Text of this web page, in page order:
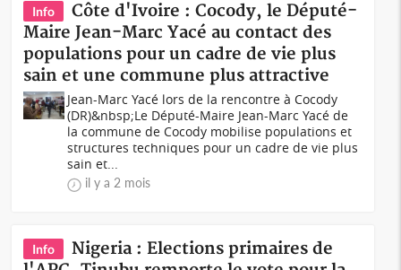
Info
Côte d'Ivoire : Cocody, le Député-
Maire Jean-Marc Yacé au contact des
populations pour un cadre de vie plus
sain et une commune plus attractive
Jean-Marc Yacé lors de la rencontre à Cocody
(DR)&nbsp;Le Député-Maire Jean-Marc Yacé de
la commune de Cocody mobilise populations et
structures techniques pour un cadre de vie plus
sain et...
il y a 2 mois
Info
Nigeria : Elections primaires de